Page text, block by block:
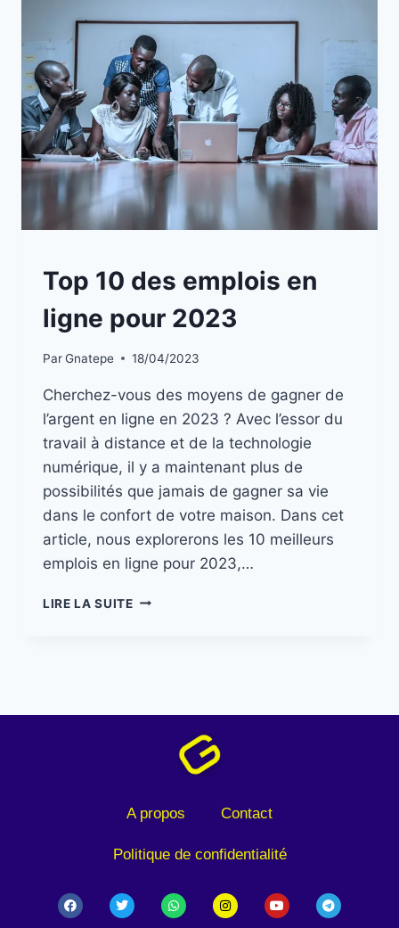
A
LA
Top 10 des emplois en
ligne pour 2023
ParGnatepe 18/04/2023
Cherchez-vous des moyens de gagner de
l’argent en ligne en 2023 ? Avec l’essor du
travail à distance et de la technologie
numérique, il y a maintenant plus de
possibilités que jamais de gagner sa vie
dans le confort de votre maison. Dans cet
article, nous explorerons les 10 meilleurs
emplois en ligne pour 2023,…
LIRE LA SUITE
A propos Contact
Politique de confidentialité